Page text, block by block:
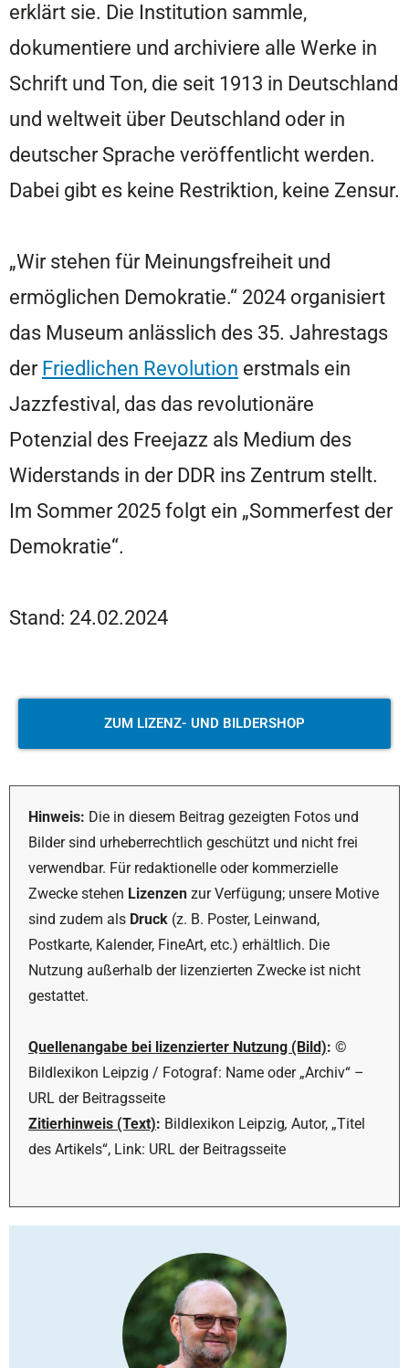
erklärt sie. Die Institution sammle,
dokumentiere und archiviere alle Werke in
Schrift und Ton, die seit 1913 in Deutschland
und weltweit über Deutschland oder in
deutscher Sprache veröffentlicht werden.
Dabei gibt es keine Restriktion, keine Zensur.
„Wir stehen für Meinungsfreiheit und
ermöglichen Demokratie.“ 2024 organisiert
das Museum anlässlich des 35. Jahrestags
derFriedlichen Revolution erstmals ein
Jazzfestival, das das revolutionäre
Potenzial des Freejazz als Medium des
Widerstands in der DDR ins Zentrum stellt.
Im Sommer 2025 folgt ein „Sommerfest der
Demokratie“.
Stand: 24.02.2024
ZUM LIZENZ- UND BILDERSHOP
Hinweis: Die in diesem Beitrag gezeigten Fotos und
Bilder sind urheberrechtlich geschützt und nicht frei
verwendbar. Für redaktionelle oder kommerzielle
Zwecke stehen Lizenzen zur Verfügung; unsere Motive
sind zudem als Druck (z. B. Poster, Leinwand,
Postkarte, Kalender, FineArt, etc.) erhältlich. Die
Nutzung außerhalb der lizenzierten Zwecke ist nicht
gestattet.
Quellenangabe bei lizenzierter Nutzung (Bild): ©
Bildlexikon Leipzig / Fotograf: Name oder „Archiv“ –
URL der Beitragsseite
Zitierhinweis (Text): Bildlexikon Leipzig, Autor, „Titel
des Artikels“, Link: URL der Beitragsseite